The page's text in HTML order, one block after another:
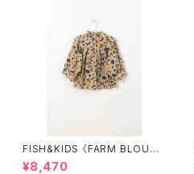
FISH&KIDS 〈FARM BLOUS
E〉
¥8,470